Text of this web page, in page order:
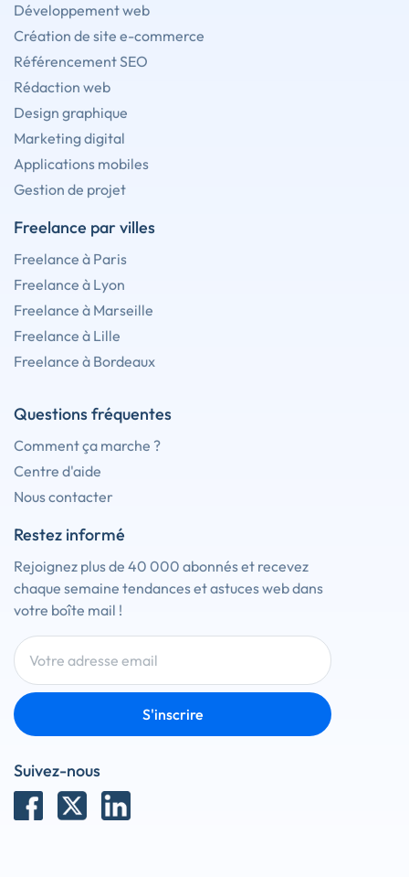
Développement web
Création de site e-commerce
Référencement SEO
Rédaction web
Design graphique
Marketing digital
Applications mobiles
Gestion de projet
Freelance par villes
Freelance à Paris
Freelance à Lyon
Freelance à Marseille
Freelance à Lille
Freelance à Bordeaux
Questions fréquentes
Comment ça marche ?
Centre d'aide
Nous contacter
Restez informé
Rejoignez plus de 40 000 abonnés et recevez
chaque semaine tendances et astuces web dans
votre boîte mail !
S'inscrire
Suivez-nous